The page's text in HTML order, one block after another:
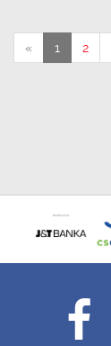
« 1 2